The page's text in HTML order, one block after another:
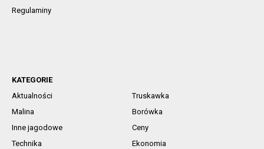
Regulaminy
KATEGORIE
Aktualności
Truskawka
Malina
Borówka
Inne jagodowe
Ceny
Technika
Ekonomia